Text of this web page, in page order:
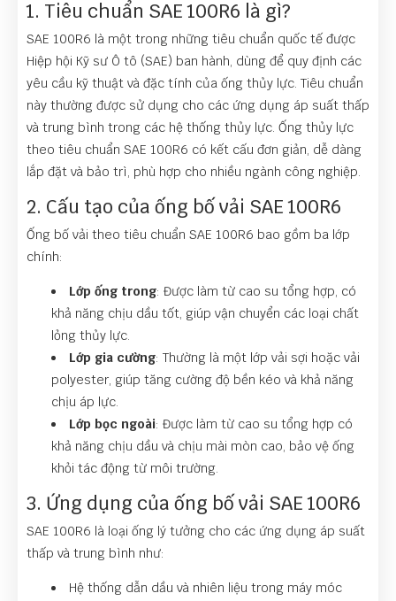
1. Tiêu chuẩn SAE 100R6 là gì?
SAE 100R6 là một trong những tiêu chuẩn quốc tế được
Hiệp hội Kỹ sư Ô tô (SAE) ban hành, dùng để quy định các
yêu cầu kỹ thuật và đặc tính của ống thủy lực. Tiêu chuẩn
này thường được sử dụng cho các ứng dụng áp suất thấp
và trung bình trong các hệ thống thủy lực. Ống thủy lực
theo tiêu chuẩn SAE 100R6 có kết cấu đơn giản, dễ dàng
lắp đặt và bảo trì, phù hợp cho nhiều ngành công nghiệp.
2. Cấu tạo của ống bố vải SAE 100R6
Ống bố vải theo tiêu chuẩn SAE 100R6 bao gồm ba lớp
chính:
Lớp ống trong: Được làm từ cao su tổng hợp, có
khả năng chịu dầu tốt, giúp vận chuyển các loại chất
lỏng thủy lực.
Lớp gia cường: Thường là một lớp vải sợi hoặc vải
polyester, giúp tăng cường độ bền kéo và khả năng
chịu áp lực.
Lớp bọc ngoài: Được làm từ cao su tổng hợp có
khả năng chịu dầu và chịu mài mòn cao, bảo vệ ống
khỏi tác động từ môi trường.
3. Ứng dụng của ống bố vải SAE 100R6
SAE 100R6 là loại ống lý tưởng cho các ứng dụng áp suất
thấp và trung bình như:
Hệ thống dẫn dầu và nhiên liệu trong máy móc